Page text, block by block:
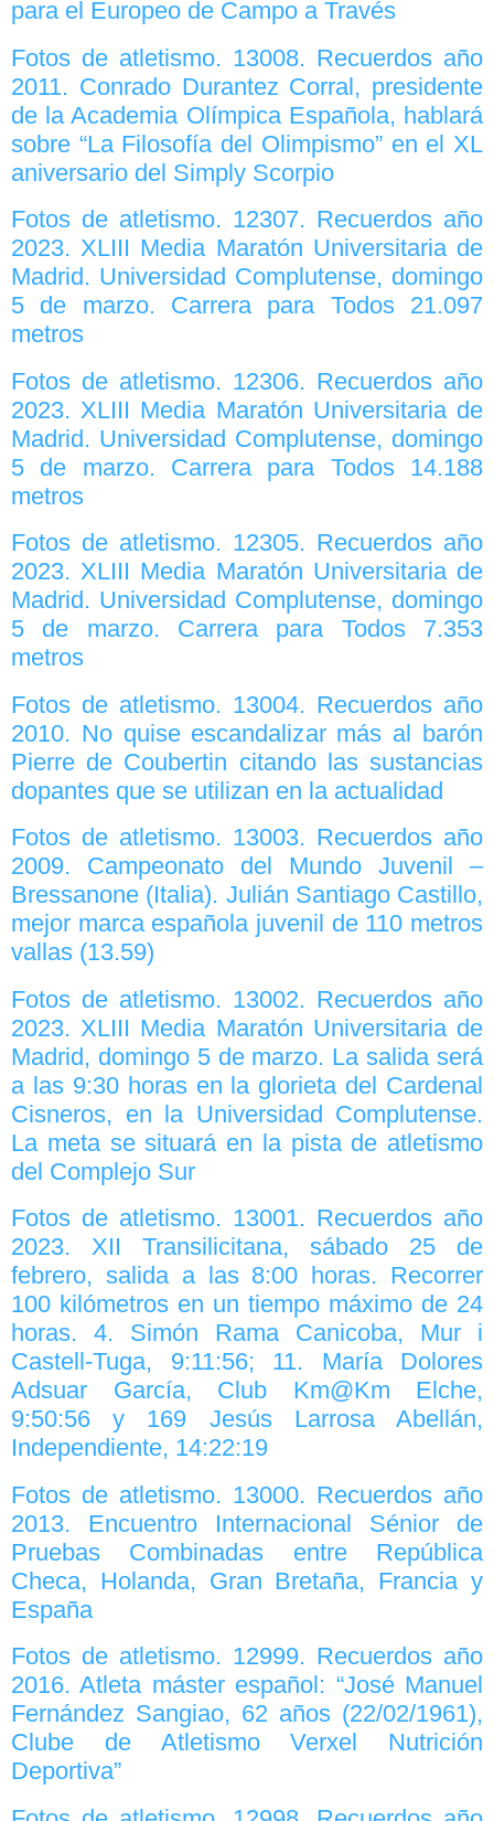
para el Europeo de Campo a Través
Fotos de atletismo. 13008. Recuerdos año
2011. Conrado Durantez Corral, presidente
de la Academia Olímpica Española, hablará
sobre “La Filosofía del Olimpismo” en el XL
aniversario del Simply Scorpio
Fotos de atletismo. 12307. Recuerdos año
2023. XLIII Media Maratón Universitaria de
Madrid. Universidad Complutense, domingo
5 de marzo. Carrera para Todos 21.097
metros
Fotos de atletismo. 12306. Recuerdos año
2023. XLIII Media Maratón Universitaria de
Madrid. Universidad Complutense, domingo
5 de marzo. Carrera para Todos 14.188
metros
Fotos de atletismo. 12305. Recuerdos año
2023. XLIII Media Maratón Universitaria de
Madrid. Universidad Complutense, domingo
5 de marzo. Carrera para Todos 7.353
metros
Fotos de atletismo. 13004. Recuerdos año
2010. No quise escandalizar más al barón
Pierre de Coubertin citando las sustancias
dopantes que se utilizan en la actualidad
Fotos de atletismo. 13003. Recuerdos año
2009. Campeonato del Mundo Juvenil –
Bressanone (Italia). Julián Santiago Castillo,
mejor marca española juvenil de 110 metros
vallas (13.59)
Fotos de atletismo. 13002. Recuerdos año
2023. XLIII Media Maratón Universitaria de
Madrid, domingo 5 de marzo. La salida será
a las 9:30 horas en la glorieta del Cardenal
Cisneros, en la Universidad Complutense.
La meta se situará en la pista de atletismo
del Complejo Sur
Fotos de atletismo. 13001. Recuerdos año
2023. XII Transilicitana, sábado 25 de
febrero, salida a las 8:00 horas. Recorrer
100 kilómetros en un tiempo máximo de 24
horas. 4. Simón Rama Canicoba, Mur i
Castell-Tuga, 9:11:56; 11. María Dolores
Adsuar García, Club Km@Km Elche,
9:50:56 y 169 Jesús Larrosa Abellán,
Independiente, 14:22:19
Fotos de atletismo. 13000. Recuerdos año
2013. Encuentro Internacional Sénior de
Pruebas Combinadas entre República
Checa, Holanda, Gran Bretaña, Francia y
España
Fotos de atletismo. 12999. Recuerdos año
2016. Atleta máster español: “José Manuel
Fernández Sangiao, 62 años (22/02/1961),
Clube de Atletismo Verxel Nutrición
Deportiva”